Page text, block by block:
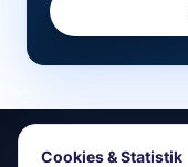
Cookies & Statistik